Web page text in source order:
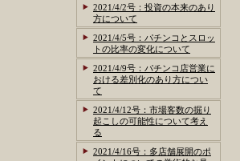
2021/4/2号：投資の本来のあり
方について
2021/4/5号：パチンコとスロッ
トの比率の変化について
2021/4/9号：パチンコ店営業に
おける差別化のあり方につい
て
2021/4/12号：市場客数の掘り
起こしの可能性について考え
る
2021/4/16号：多店舗展開のポ